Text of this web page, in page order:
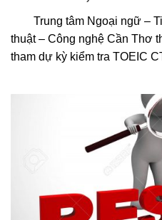
Trung tâm Ngoại ngữ –
thuật – Công nghệ Cần Thơ
tham dự kỳ kiểm tra TOEIC